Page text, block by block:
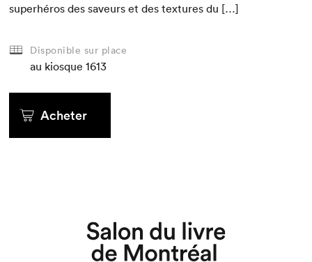
super­héros des saveurs et des tex­tures du […]
Disponible sur place
au kiosque 1613
Acheter